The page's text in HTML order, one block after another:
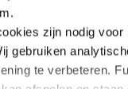
zijn nodig
gebruiken
te verbeteren.
CONSORTIUM 12-12
die hun